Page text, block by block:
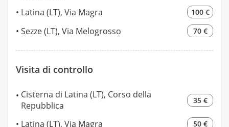
Latina (LT), Via Magra 100 €
Sezze (LT), Via Melogrosso 70 €
Visita di controllo
Cisterna di Latina (LT), Corso della
Repubblica
35 €
Latina (LT), Via Magra 50 €